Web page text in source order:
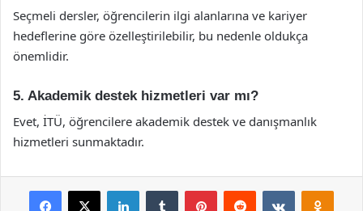
Seçmeli dersler, öğrencilerin ilgi alanlarına ve kariyer
hedeflerine göre özelleştirilebilir, bu nedenle oldukça
önemlidir.
5. Akademik destek hizmetleri var mı?
Evet, İTÜ, öğrencilere akademik destek ve danışmanlık
hizmetleri sunmaktadır.
Facebook
X LinkedInTumblr PinterestReddit VKontakte